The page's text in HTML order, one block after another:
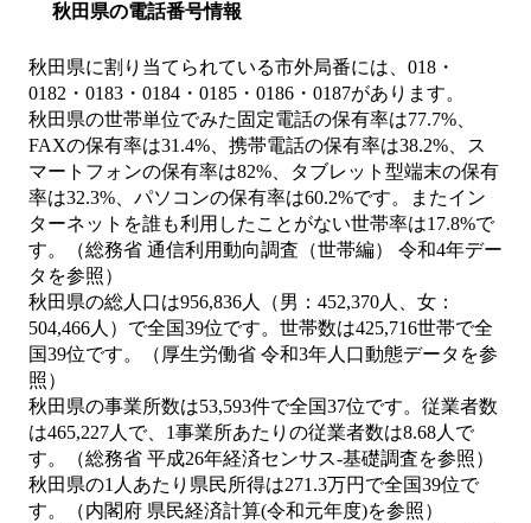
秋田県の電話番号情報
秋田県に割り当てられている市外局番には、018・
0182・0183・0184・0185・0186・0187があります。
秋田県の世帯単位でみた固定電話の保有率は77.7%、
FAXの保有率は31.4%、携帯電話の保有率は38.2%、ス
マートフォンの保有率は82%、タブレット型端末の保有
率は32.3%、パソコンの保有率は60.2%です。またイン
ターネットを誰も利用したことがない世帯率は17.8%で
す。（総務省 通信利用動向調査（世帯編） 令和4年デー
タを参照）
秋田県の総人口は956,836人（男：452,370人、女：
504,466人）で全国39位です。世帯数は425,716世帯で全
国39位です。（厚生労働省 令和3年人口動態データを参
照）
秋田県の事業所数は53,593件で全国37位です。従業者数
は465,227人で、1事業所あたりの従業者数は8.68人で
す。（総務省 平成26年経済センサス‐基礎調査を参照）
秋田県の1人あたり県民所得は271.3万円で全国39位で
す。（内閣府 県民経済計算(令和元年度)を参照）